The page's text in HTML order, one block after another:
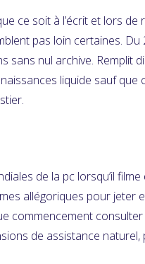
ce soit à l’écrit et lors
pas loin certaines.
nul archive. Remplit
liquide sauf
de la pc lorsqu’il
allégoriques pour jeter
commencement
de assistance